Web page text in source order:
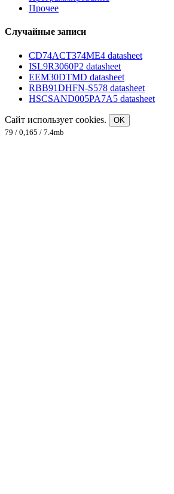
Прочее
Случайные записи
CD74ACT374ME4 datasheet
ISL9R3060P2 datasheet
EEM30DTMD datasheet
RBB91DHFN-S578 datasheet
HSCSAND005PA7A5 datasheet
Сайт использует cookies.
OK
79 / 0,165 / 7.4mb